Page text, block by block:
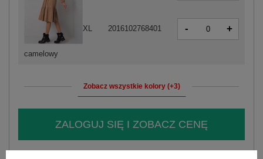
camelowy
XL 2016102768401 - +
Zobacz wszystkie kolory (+3)
ZALOGUJ SIĘ I ZOBACZ CENĘ